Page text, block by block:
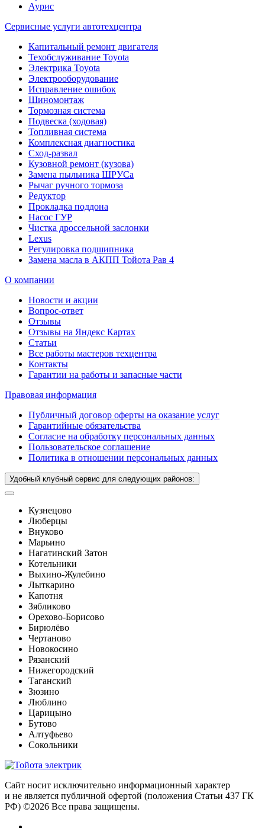
Аурис
Сервисные услуги автотехцентра
Капитальный ремонт двигателя
Техобслуживание Toyota
Электрика Toyota
Электрооборудование
Исправление ошибок
Шиномонтаж
Тормозная система
Подвеска (ходовая)
Топливная система
Комплексная диагностика
Сход-развал
Кузовной ремонт (кузова)
Замена пыльника ШРУСа
Рычаг ручного тормоза
Редуктор
Прокладка поддона
Насос ГУР
Чистка дроссельной заслонки
Lexus
Регулировка подшипника
Замена масла в АКПП Тойота Рав 4
О компании
Новости и акции
Вопрос-ответ
Отзывы
Отзывы на Яндекс Картах
Статьи
Все работы мастеров техцентра
Контакты
Гарантии на работы и запасные части
Правовая информация
Публичный договор оферты на оказание услуг
Гарантийные обязательства
Согласие на обработку персональных данных
Пользовательское соглашение
Политика в отношении персональных данных
Удобный клубный сервис для следующих районов:
Кузнецово
Люберцы
Внуково
Марьино
Нагатинский Затон
Котельники
Выхино-Жулебино
Лыткарино
Капотня
Зябликово
Орехово-Борисово
Бирюлёво
Чертаново
Новокосино
Рязанский
Нижегородский
Таганский
Зюзино
Люблино
Царицыно
Бутово
Алтуфьево
Сокольники
Сайт носит исключительно информационный характер
и не является публичной офертой (положения Статьи 437 ГК
РФ) ©2026 Все права защищены.